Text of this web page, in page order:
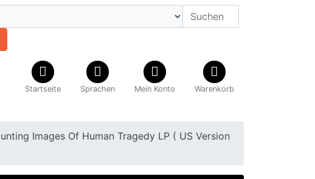
Startseite Sprachen Mein Konto Warenkorb
Images Of Human Tragedy LP ( US Version